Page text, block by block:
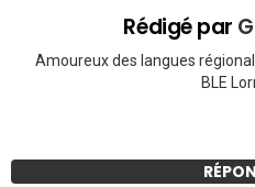
Rédigé par
Amoureux des langues
BLE